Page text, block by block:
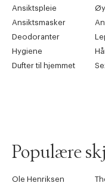
Ansiktspleie
Ansiktsmasker
Deodoranter
Hygiene
Dufter til hjemmet
Populære
Ole Henriksen